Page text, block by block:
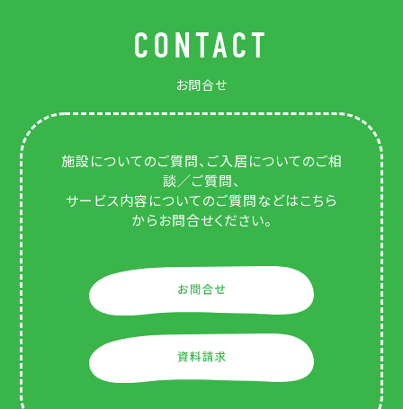
CONTACT
お問合せ
施設についてのご質問、ご入居についてのご相
談／ご質問、
サービス内容についてのご質問などはこちら
からお問合せください。